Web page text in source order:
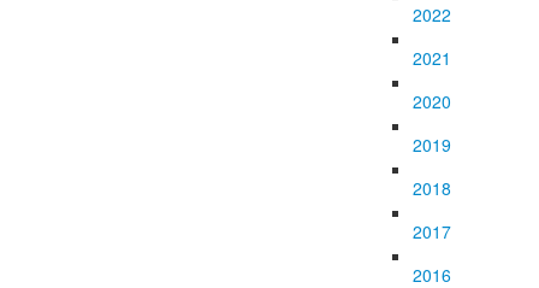
2022
2021
2020
2019
2018
2017
2016